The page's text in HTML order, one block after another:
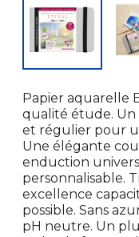
Papier aquarelle
qualité étude.
et régulier pour
Une élégante
enduction
personnalisable.
excellence
possible. Sans
pH neutre. Un